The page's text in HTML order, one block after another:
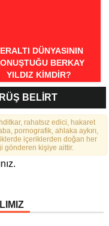
DÜNYASININ
BERKAY
YILDIZ KIMDIR?
BELİRT
rahatsız edici, hakaret
pornografik, ahlaka aykırı,
içeriklerden doğan her
gönderen kişiye aittir.